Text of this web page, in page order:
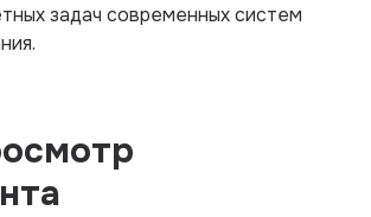
задач современных систем